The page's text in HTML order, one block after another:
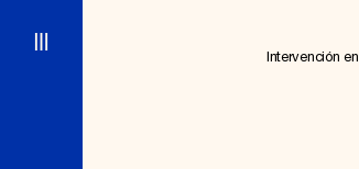
Intervención